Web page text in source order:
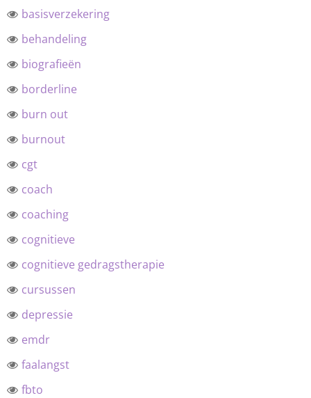
basisverzekering
behandeling
biografieën
borderline
burn out
burnout
cgt
coach
coaching
cognitieve
cognitieve gedragstherapie
cursussen
depressie
emdr
faalangst
fbto